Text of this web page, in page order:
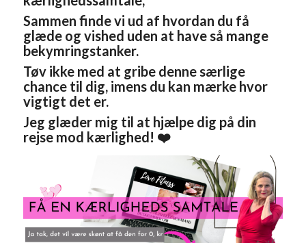
Sammen finde vi ud af hvordan du få
glæde og vished uden at have så mange
bekymringstanker.
Tøv ikke med at gribe denne særlige
chance til dig, imens du kan mærke hvor
vigtigt det er.
Jeg glæder mig til at hjælpe dig på din
rejse mod kærlighed! ❤️